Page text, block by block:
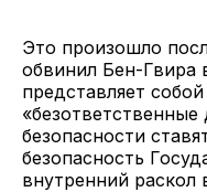
Это произошло
обвинил Бен-Гвира
представляет
безопасности
безопасность
внутренний раскол